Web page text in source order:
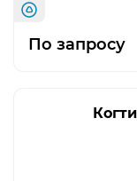
По запросу